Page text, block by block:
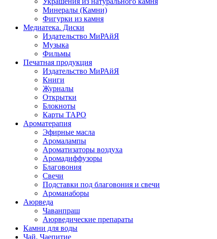
Минералы (Камни)
Фигурки из камня
Медиатека. Диски
Издательство МиРАйЯ
Музыка
Фильмы
Печатная продукция
Издательство МиРАйЯ
Книги
Журналы
Открытки
Блокноты
Карты ТАРО
Ароматерапия
Эфирные масла
Аромалампы
Ароматизаторы воздуха
Аромадиффузоры
Благовония
Свечи
Подставки под благовония и свечи
Ароманаборы
Аюрведа
Чаванпраш
Аюрведические препараты
Камни для воды
Чай. Чаепитие